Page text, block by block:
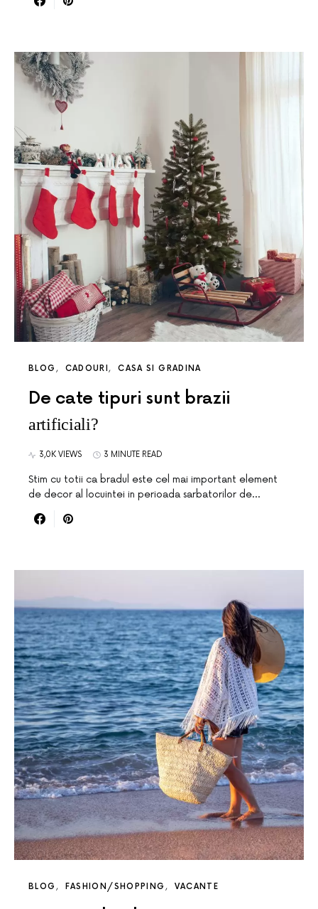
BLOG CADOURI CASA SI GRADINA
De cate tipuri sunt brazii
artificiali?
3,0K VIEWS 3 MINUTE READ
Stim cu totii ca bradul este cel mai important element
de decor al locuintei in perioada sarbatorilor de…
BLOG FASHION/SHOPPING VACANTE